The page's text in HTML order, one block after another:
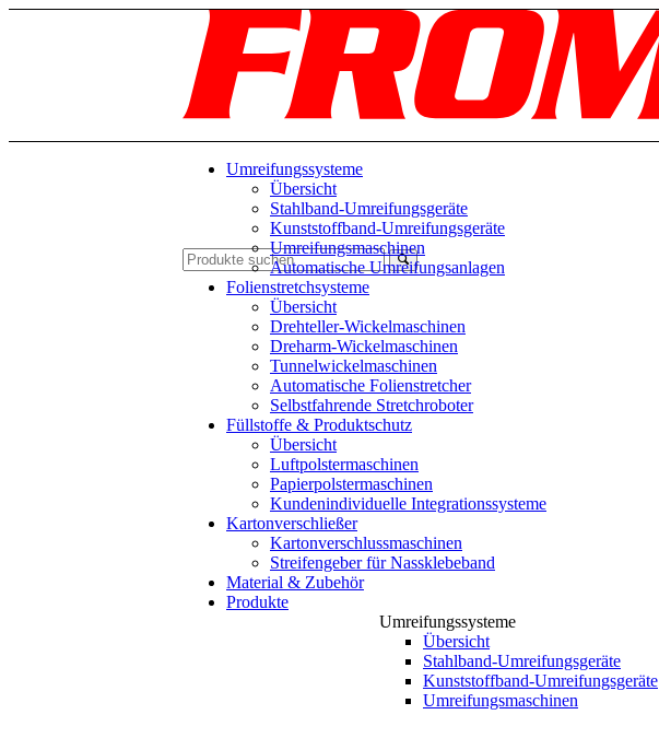
Umreifungssysteme
Übersicht
Stahlband-Umreifungsgeräte
Kunststoffband-Umreifungsgeräte
Umreifungsmaschinen
Automatische Umreifungsanlagen
Folienstretchsysteme
Übersicht
Drehteller-Wickelmaschinen
Dreharm-Wickelmaschinen
Tunnelwickelmaschinen
Automatische Folienstretcher
Selbstfahrende Stretchroboter
Füllstoffe & Produktschutz
Übersicht
Luftpolstermaschinen
Papierpolstermaschinen
Kundenindividuelle Integrationssysteme
Kartonverschließer
Kartonverschlussmaschinen
Streifengeber für Nassklebeband
Material & Zubehör
Produkte
Umreifungssysteme
Übersicht
Stahlband-Umreifungsgeräte
Kunststoffband-Umreifungsgeräte
Umreifungsmaschinen